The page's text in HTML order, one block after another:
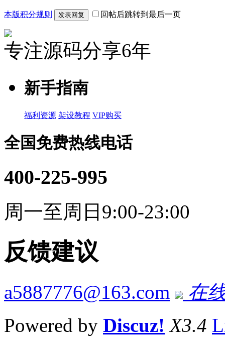
本版积分规则 发表回复 回帖后跳转到最后一页
专注源码分享6年
新手指南
福利资源 架设教程 VIP购买
全国免费热线电话
400-225-995
周一至周日9:00-23:00
反馈建议
a5887776@163.com
在
Powered by Discuz! X3.4